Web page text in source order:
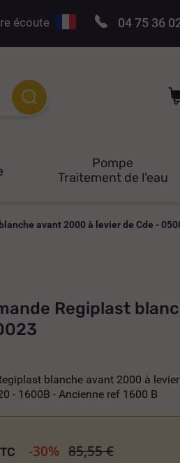
écoute 04 75 36
Pompe
Traitement de l'eau
avant 2000 à levier de Cde -
Regiplast
blanche avant 2000 à
- 1600B - Ancienne ref 1600 B
-30% 85,55 €